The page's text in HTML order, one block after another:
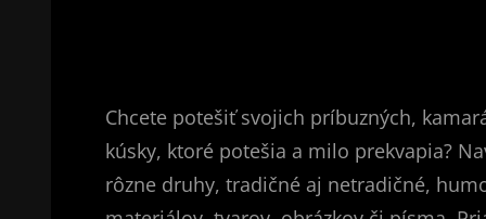
Chcete potešiť svojich príbuzných,
kúsky, ktoré potešia a milo prekvapia?
rôzne druhy, tradičné aj netradičné,